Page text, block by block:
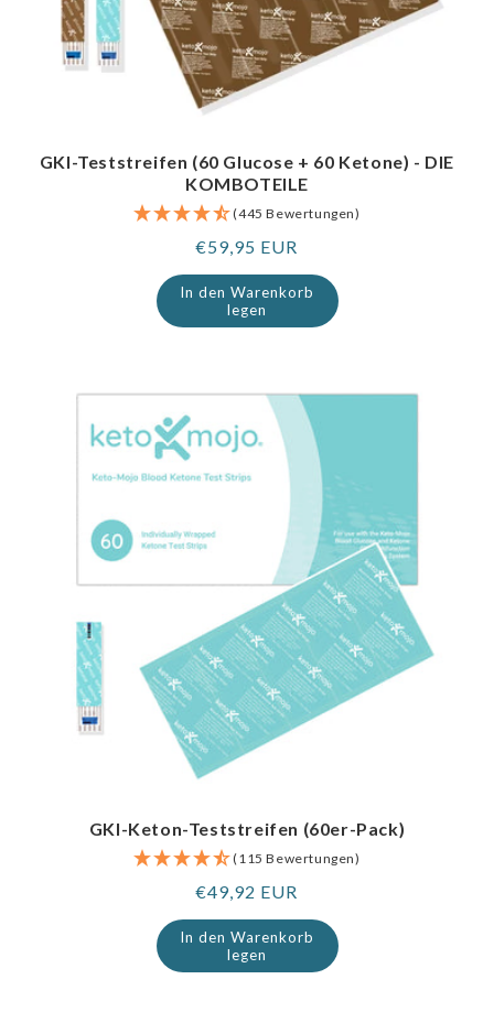
GKI-Teststreifen (60 Glucose + 60 Ketone) - DIE
KOMBOTEILE
(445 Bewertungen)
Regulärer
Preis
€59,95 EUR
In den Warenkorb
legen
GKI-Keton-Teststreifen (60er-Pack)
(115 Bewertungen)
Regulärer
Preis
€49,92 EUR
In den Warenkorb
legen